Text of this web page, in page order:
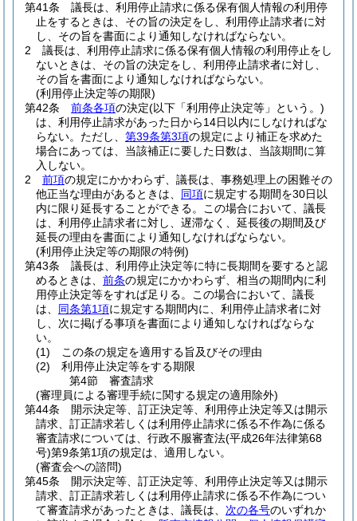
第41条
議長は、利用停止請求に係る保有個人情報の利用停
止をするときは、その旨の決定をし、利用停止請求者に対
し、その旨を書面により通知しなければならない。
2
議長は、利用停止請求に係る保有個人情報の利用停止をし
ないときは、その旨の決定をし、利用停止請求者に対し、
その旨を書面により通知しなければならない。
(利用停止決定等の期限)
第42条
前条各項の決定(以下「利用停止決定等」という。)
は、利用停止請求があった日から14日以内にしなければな
らない。 ただし、 第39条第3項の規定により補正を求めた
場合にあっては、当該補正に要した日数は、当該期間に算
入しない。
2
前項の規定にかかわらず、議長は、事務処理上の困難その
他正当な理由があるときは、 同項に規定する期間を30日以
内に限り延長することができる。
この場合において、議長
は、利用停止請求者に対し、遅滞なく、延長後の期間及び
延長の理由を書面により通知しなければならない。
(利用停止決定等の期限の特例)
第43条
議長は、利用停止決定等に特に長期間を要すると認
めるときは、 前条の規定にかかわらず、相当の期間内に利
用停止決定等をすれば足りる。
この場合において、議長
は、 同条第1項に規定する期間内に、利用停止請求者に対
し、次に掲げる事項を書面により通知しなければならな
い。
(1)
この条の規定を適用する旨及びその理由
(2)
利用停止決定等をする期限
第4節
審査請求
(審理員による審理手続に関する規定の適用除外)
第44条
開示決定等、訂正決定等、利用停止決定等又は開示
請求、訂正請求若しくは利用停止請求に係る不作為に係る
審査請求については、行政不服審査法(平成26年法律第68
号)第9条第1項の規定は、適用しない。
(審査会への諮問)
第45条
開示決定等、訂正決定等、利用停止決定等又は開示
請求、訂正請求若しくは利用停止請求に係る不作為につい
て審査請求があったときは、議長は、 次の各号のいずれか